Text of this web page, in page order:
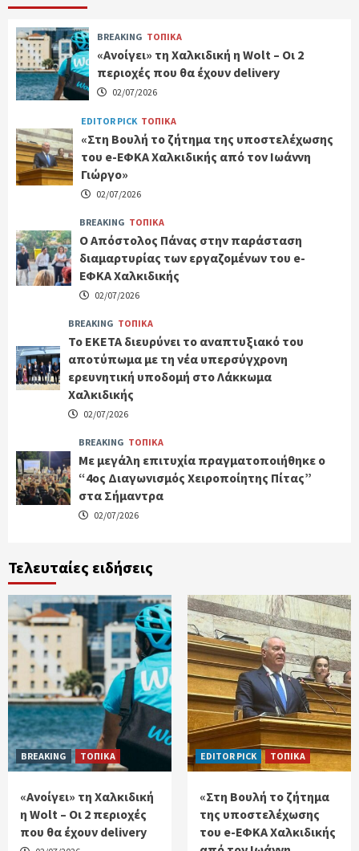
BREAKING ΤΟΠΙΚΑ
«Ανοίγει» τη Χαλκιδική η Wolt – Οι 2
περιοχές που θα έχουν delivery
02/07/2026
EDITOR PICK ΤΟΠΙΚΑ
«Στη Βουλή το ζήτημα της υποστελέχωσης
του e-ΕΦΚΑ Χαλκιδικής από τον Ιωάννη
Γιώργο»
02/07/2026
BREAKING ΤΟΠΙΚΑ
Ο Απόστολος Πάνας στην παράσταση
διαμαρτυρίας των εργαζομένων του e-
ΕΦΚΑ Χαλκιδικής
02/07/2026
BREAKING ΤΟΠΙΚΑ
Το ΕΚΕΤΑ διευρύνει το αναπτυξιακό του
αποτύπωμα με τη νέα υπερσύγχρονη
ερευνητική υποδομή στο Λάκκωμα
Χαλκιδικής
02/07/2026
BREAKING ΤΟΠΙΚΑ
Με μεγάλη επιτυχία πραγματοποιήθηκε ο
“4ος Διαγωνισμός Χειροποίητης Πίτας”
στα Σήμαντρα
02/07/2026
Τελευταίες ειδήσεις
BREAKING ΤΟΠΙΚΑ
«Ανοίγει» τη Χαλκιδική
η Wolt – Οι 2 περιοχές
που θα έχουν delivery
EDITOR PICK ΤΟΠΙΚΑ
«Στη Βουλή το ζήτημα
της υποστελέχωσης
του e-ΕΦΚΑ Χαλκιδικής